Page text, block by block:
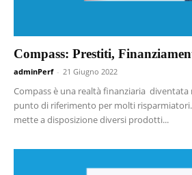
Compass: Prestiti,
adminPerf - 21 Giugno 2022
Compass è una realtà finanziaria diventata
punto di riferimento per molti
mette a disposizione diversi prodotti...